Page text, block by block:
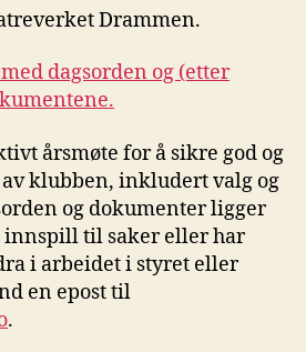
Drammen.
dagsorden og (etter
årsmøte for å sikre god og
klubben, inkludert valg og
og dokumenter ligger
innspill til saker eller har
i arbeidet i styret eller
en epost til
.